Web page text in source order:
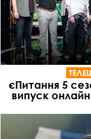
єПитання 5
випуск онлайн